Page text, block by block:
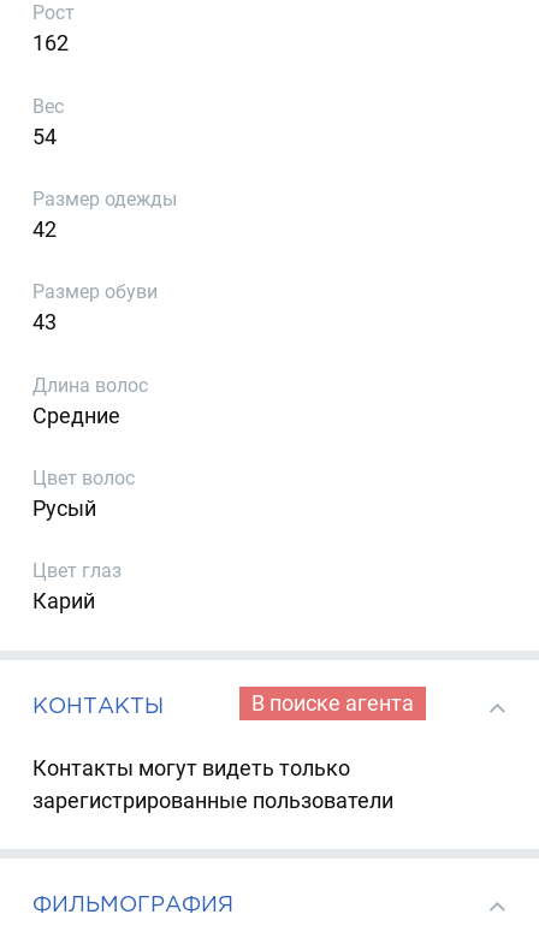
Рост
162
Вес
54
Размер одежды
42
Размер обуви
43
Длина волос
Средние
Цвет волос
Русый
Цвет глаз
Карий
КОНТАКТЫ В поиске агента
Контакты могут видеть только
зарегистрированные пользователи
ФИЛЬМОГРАФИЯ